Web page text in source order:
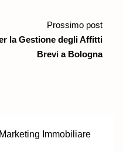
Prossimo post
la Gestione degli Affitti
Brevi a Bologna
Immobiliare